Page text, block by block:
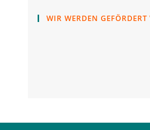
WIR WERDEN GEFÖRDERT